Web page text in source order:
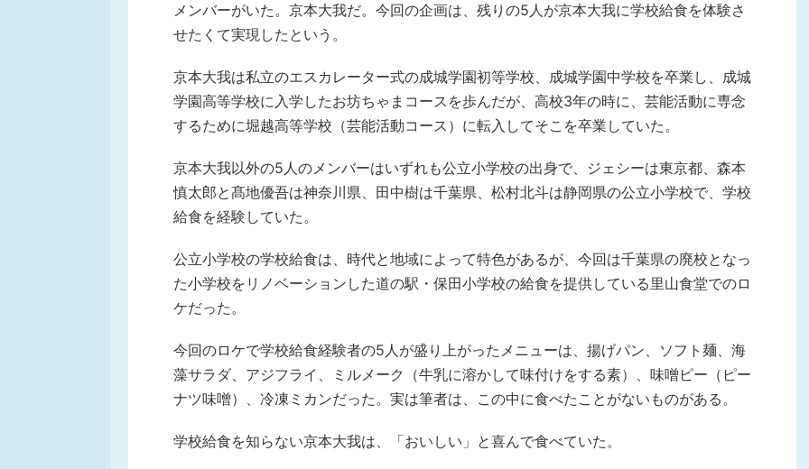
メンバーがいた。京本大我だ。今回の企画は、残りの5人が京本大我に学校給食を体験さ
せたくて実現したという。
京本大我は私立のエスカレーター式の成城学園初等学校、成城学園中学校を卒業し、成城
学園高等学校に入学したお坊ちゃまコースを歩んだが、高校3年の時に、芸能活動に専念
するために堀越高等学校（芸能活動コース）に転入してそこを卒業していた。
京本大我以外の5人のメンバーはいずれも公立小学校の出身で、ジェシーは東京都、森本
慎太郎と髙地優吾は神奈川県、田中樹は千葉県、松村北斗は静岡県の公立小学校で、学校
給食を経験していた。
公立小学校の学校給食は、時代と地域によって特色があるが、今回は千葉県の廃校となっ
た小学校をリノベーションした道の駅・保田小学校の給食を提供している里山食堂でのロ
ケだった。
今回のロケで学校給食経験者の5人が盛り上がったメニューは、揚げパン、ソフト麺、海
藻サラダ、アジフライ、ミルメーク（牛乳に溶かして味付けをする素）、味噌ピー（ピー
ナツ味噌）、冷凍ミカンだった。実は筆者は、この中に食べたことがないものがある。
学校給食を知らない京本大我は、「おいしい」と喜んで食べていた。